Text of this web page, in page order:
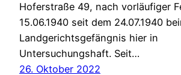
Hoferstraße 49, nach vorläufiger
15.06.1940 seit dem 24.07.1940
Landgerichtsgefängnis hier in
Untersuchungshaft. Seit…
26. Oktober 2022